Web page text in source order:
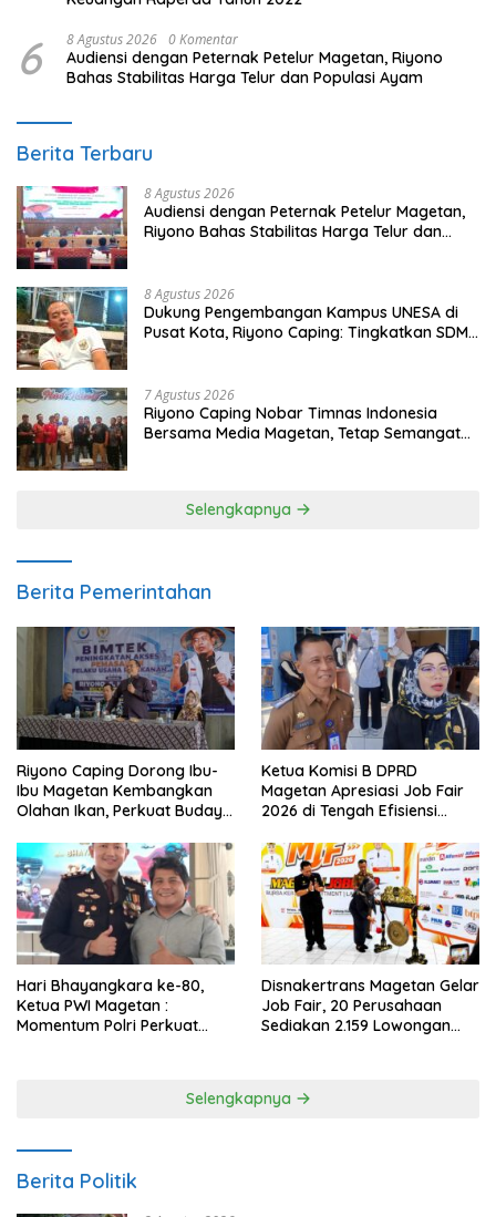
6 8 Agustus 2026 0 Komentar
Audiensi dengan Peternak Petelur Magetan, Riyono
Bahas Stabilitas Harga Telur dan Populasi Ayam
Berita Terbaru
8 Agustus 2026
Audiensi dengan Peternak Petelur Magetan,
Riyono Bahas Stabilitas Harga Telur dan
8 Agustus 2026
Dukung Pengembangan Kampus UNESA di
Pusat Kota, Riyono Caping: Tingkatkan SDM
7 Agustus 2026
Riyono Caping Nobar Timnas Indonesia
Bersama Media Magetan, Tetap Semangat
Selengkapnya
Berita Pemerintahan
Riyono Caping Dorong Ibu-
Ibu Magetan Kembangkan
Olahan Ikan, Perkuat Budaya
Ketua Komisi B DPRD
Magetan Apresiasi Job Fair
2026 di Tengah Efisiensi
Hari Bhayangkara ke-80,
Ketua PWI Magetan :
Momentum Polri Perkuat
Disnakertrans Magetan Gelar
Job Fair, 20 Perusahaan
Sediakan 2.159 Lowongan
Selengkapnya
Berita Politik